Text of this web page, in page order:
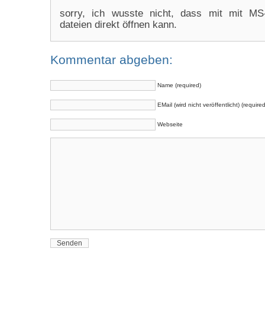
sorry, ich wusste nicht, dass mit mit
dateien direkt öffnen kann.
Kommentar abgeben:
Name (required)
EMail (wird nicht veröffentlicht)
Webseite